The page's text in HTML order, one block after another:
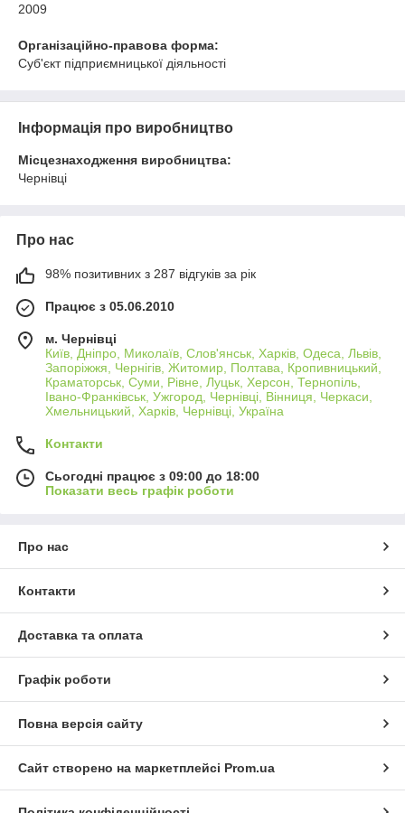
2009
Організаційно-правова форма:
Суб'єкт підприємницької діяльності
Інформація про виробництво
Місцезнаходження виробництва:
Чернівці
Про нас
98% позитивних з 287 відгуків за рік
Працює з 05.06.2010
м. Чернівці
Київ, Дніпро, Миколаїв, Слов'янськ, Харків, Одеса, Львів,
Запоріжжя, Чернігів, Житомир, Полтава, Кропивницький,
Краматорськ, Суми, Рівне, Луцьк, Херсон, Тернопіль,
Івано-Франківськ, Ужгород, Чернівці, Вінниця, Черкаси,
Хмельницький, Харків, Чернівці, Україна
Контакти
Сьогодні працює з 09:00 до 18:00
Показати весь графік роботи
Про нас
Контакти
Доставка та оплата
Графік роботи
Повна версія сайту
Сайт створено на маркетплейсі Prom.ua